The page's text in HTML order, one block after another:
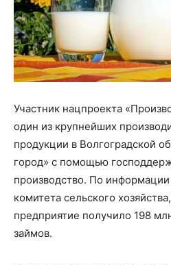
Участник нацпроекта
один из крупнейших
продукции в Волгоградской
город» с помощью
производство. По
комитета сельского
предприятие получило 198
займов.